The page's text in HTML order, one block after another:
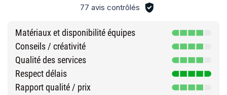
77 avis contrôlés
Matériaux et disponibilité équipes
Conseils / créativité
Qualité des services
Respect délais
Rapport qualité / prix